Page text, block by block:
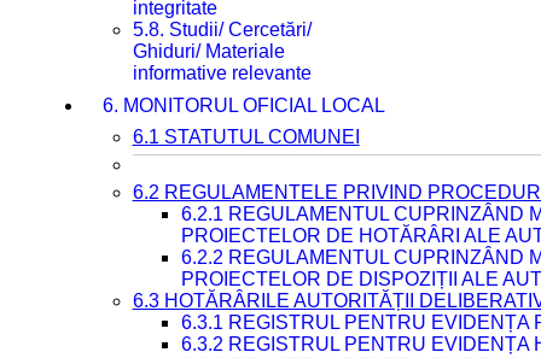
integritate
5.8. Studii/ Cercetări/
Ghiduri/ Materiale
informative relevante
6. MONITORUL OFICIAL LOCAL
6.1 STATUTUL COMUNEI
6.2 REGULAMENTELE PRIVIND
6.2.1 REGULAMENTUL CUPRINZÂND
PROIECTELOR DE HOTĂRÂRI ALE
6.2.2 REGULAMENTUL CUPRINZÂND
PROIECTELOR DE DISPOZIȚII ALE
6.3 HOTĂRÂRILE AUTORITĂȚII
6.3.1 REGISTRUL PENTRU EVIDENȚA
6.3.2 REGISTRUL PENTRU EVIDENȚA